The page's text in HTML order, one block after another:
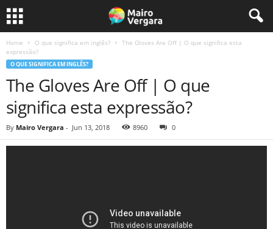
Home O que significa em inglês?
The Gloves Are Off | O que significa esta
expressão?
O QUE SIGNIFICA EM INGLÊS?
The Gloves Are Off | O que
significa esta expressão?
By Mairo Vergara - Jun 13, 2018 8960 0